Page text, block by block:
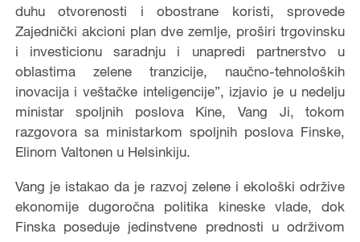
duhu otvorenosti i obostrane koristi, sprovede
Zajednički akcioni plan dve zemlje, proširi trgovinsku
i investicionu saradnju i unapredi partnerstvo u
oblastima zelene tranzicije, naučno-tehnoloških
inovacija i veštačke inteligencije”, izjavio je u nedelju
ministar spoljnih poslova Kine, Vang Ji, tokom
razgovora sa ministarkom spoljnih poslova Finske,
Elinom Valtonen u Helsinkiju.
Vang je istakao da je razvoj zelene i ekološki održive
ekonomije dugoročna politika kineske vlade, dok
Finska poseduje jedinstvene prednosti u održivom